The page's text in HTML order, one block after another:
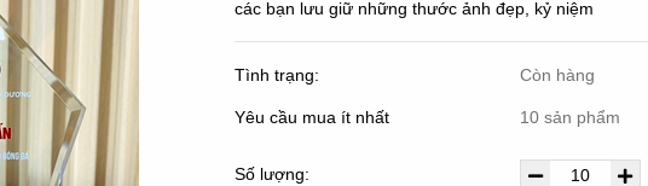
các bạn lưu giữ những thước ảnh đẹp, kỷ niệm
Tình trạng: Còn hàng
Yêu cầu mua ít nhất 10 sản phẩm
Số lượng: